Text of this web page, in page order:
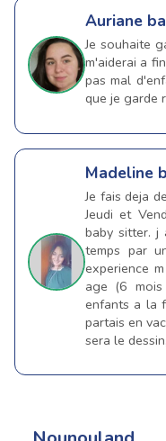
Auriane
Je souhaite
m'aiderai a
pas mal
que je garde
Madeline
Je fais deja
Jeudi et
baby sitter. j
temps par
experience
age (6
enfants a la
partais en
sera le